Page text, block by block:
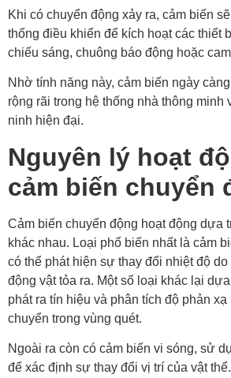
Khi có chuyển động xảy ra, cảm biến
thống điều khiển để kích hoạt các thiết
chiếu sáng, chuông báo động hoặc
Nhờ tính năng này, cảm biến ngày
rộng rãi trong hệ thống nhà thông minh
ninh hiện đại.
Nguyên lý hoạt
cảm biến chuyển
Cảm biến chuyển động hoạt động dựa
khác nhau. Loại phổ biến nhất là cảm
có thể phát hiện sự thay đổi nhiệt độ
động vật tỏa ra. Một số loại khác lại
phát ra tín hiệu và phân tích độ phản xạ
chuyển trong vùng quét.
Ngoài ra còn có cảm biến vi sóng, sử
để xác định sự thay đổi vị trí của vật